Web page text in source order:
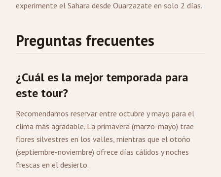
experimente el Sahara desde Ouarzazate en solo 2 días.
Preguntas frecuentes
¿Cuál es la mejor temporada para
este tour?
Recomendamos reservar entre octubre y mayo para el
clima más agradable. La primavera (marzo-mayo) trae
flores silvestres en los valles, mientras que el otoño
(septiembre-noviembre) ofrece días cálidos y noches
frescas en el desierto.